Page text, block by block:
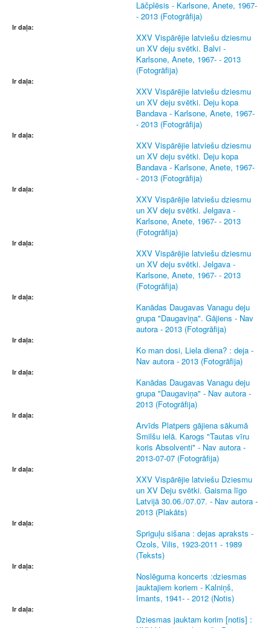
Lāčplēsis - Karlsone, Anete, 1967-
- 2013 (Fotogrāfija)
Ir daļa:
XXV Vispārējie latviešu dziesmu
un XV deju svētki. Balvi -
Karlsone, Anete, 1967- - 2013
(Fotogrāfija)
Ir daļa:
XXV Vispārējie latviešu dziesmu
un XV deju svētki. Deju kopa
Bandava - Karlsone, Anete, 1967-
- 2013 (Fotogrāfija)
Ir daļa:
XXV Vispārējie latviešu dziesmu
un XV deju svētki. Deju kopa
Bandava - Karlsone, Anete, 1967-
- 2013 (Fotogrāfija)
Ir daļa:
XXV Vispārējie latviešu dziesmu
un XV deju svētki. Jelgava -
Karlsone, Anete, 1967- - 2013
(Fotogrāfija)
Ir daļa:
XXV Vispārējie latviešu dziesmu
un XV deju svētki. Jelgava -
Karlsone, Anete, 1967- - 2013
(Fotogrāfija)
Ir daļa:
Kanādas Daugavas Vanagu deju
grupa "Daugaviņa". Gājiens - Nav
autora - 2013 (Fotogrāfija)
Ir daļa:
Ko man dosi, Liela diena? : deja -
Nav autora - 2013 (Fotogrāfija)
Ir daļa:
Kanādas Daugavas Vanagu deju
grupa "Daugaviņa" - Nav autora -
2013 (Fotogrāfija)
Ir daļa:
Arvīds Platpers gājiena sākumā
Smilšu ielā. Karogs "Tautas vīru
koris Absolventi" - Nav autora -
2013-07-07 (Fotogrāfija)
Ir daļa:
XXV Vispārējie latviešu Dziesmu
un XV Deju svētki. Gaisma līgo
Latvijā 30.06./07.07. - Nav autora -
2013 (Plakāts)
Ir daļa:
Spriguļu sišana : dejas apraksts -
Ozols, Vilis, 1923-2011 - 1989
(Teksts)
Ir daļa:
Noslēguma koncerts :dziesmas
jauktajiem koriem - Kalniņš,
Imants, 1941- - 2012 (Notis)
Ir daļa:
Dziesmas jauktam korim [notis] :